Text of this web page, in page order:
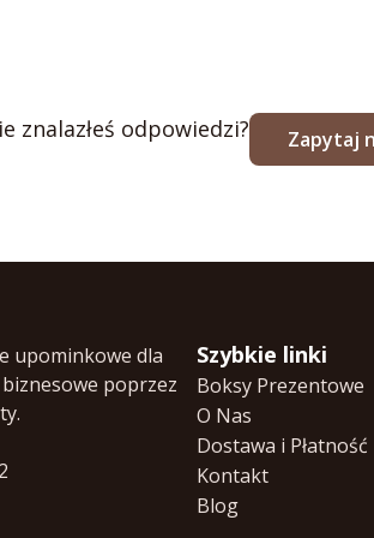
znalazłeś odpowiedzi? Zapytaj
upominkowe dla
poprzez
Szybkie linki
Boksy Prezentowe
O Nas
Dostawa i Płatność
Kontakt
Blog